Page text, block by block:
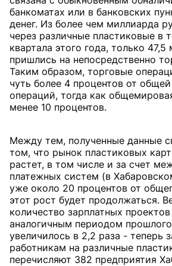
банкоматах или в банковских
денег. Из более чем миллиарда
через различные пластиковые в
квартала этого года, только
пришлись на непосредственно
Таким образом, торговые
чуть более 4 процентов от
операций, тогда как
менее 10 процентов.
Между тем, полученные данные
том, что рынок пластиковых
растет, в том числе и за счет
платежных систем (в
уже около 20 процентов от
этот рост будет продолжаться.
количество зарплатных
аналогичным периодом
увеличилось в 2,2 раза - теперь
работникам на различные
перечисляют 382 предприятия